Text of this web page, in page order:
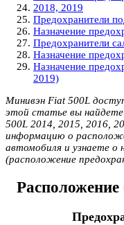
2018, 2019
Предохранители
Назначение
Предохранители
Назначение
Назначение
2019)
Минивэн Fiat 500L
этой статье вы найдете
500L 2014, 2015, 2016,
информацию о
автомобиля и узнаете о
(расположение
Расположение